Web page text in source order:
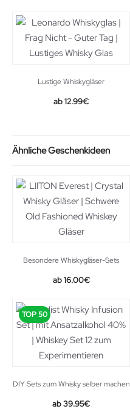
Lustige Whiskygläser
12.99€
Ähnliche Geschenkideen
Besondere Whiskygläser-Sets
Original
was:
16.00€Current
is:
TOP 50
DIY Sets zum Whisky selber machen
39.95€